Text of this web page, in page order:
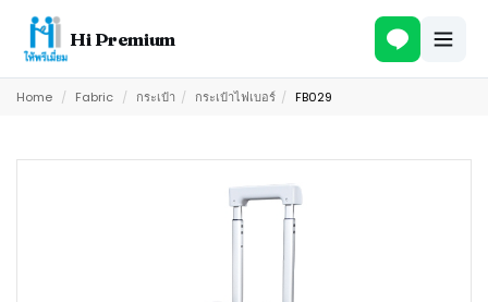
Hi Premium
Home / Fabric / กระเป๋า / กระเป๋าไฟเบอร์ / FB029